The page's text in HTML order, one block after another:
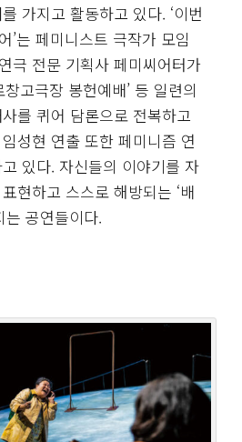
가지고 활동하고 있다. ‘이번
’는 페미니스트 극작가 모임
극 전문 기획사 페미씨어터가
고극장 봉헌예배’ 등 일련의
를 퀴어 담론으로 전복하고
성현 연출 또한 페미니즘 연
있다. 자신들의 이야기를 자
현하고 스스로 해방되는 ‘배
는 공연들이다.